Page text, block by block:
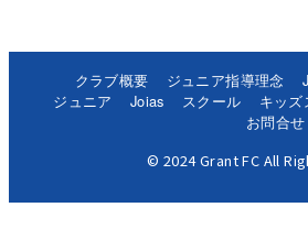
クラブ概要 ジュニア指導理念
ジュニア
Joias スクール キッ
お問合せ
© 2024 Grant FC All